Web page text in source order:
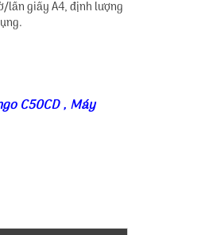
lần giấy A4, định lượng
C50CD, Máy